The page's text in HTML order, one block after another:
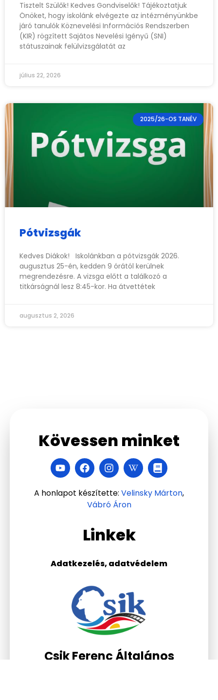
Tisztelt Szülők! Kedves Gondviselők! Tájékoztatjuk
Önöket, hogy iskolánk elvégezte az intézményünkbe
járó tanulók Köznevelési Információs Rendszerben
(KIR) rögzített Sajátos Nevelési Igényű (SNI)
státuszainak felülvizsgálatát az
július 22, 2026
2025/26-OS TANÉV
Pótvizsgák
Kedves Diákok! Iskolánkban a pótvizsgák 2026.
augusztus 25-én, kedden 9 órától kerülnek
megrendezésre. A vizsga előtt a találkozó a
titkárságnál lesz 8:45-kor. Ha átvettétek
augusztus 2, 2026
Csik Ferenc Általános
Linkek
Adatkezelés, adatvédelem
Kövessen minket
A honlapot készítette: Velinsky Márton,
Vábró Áron